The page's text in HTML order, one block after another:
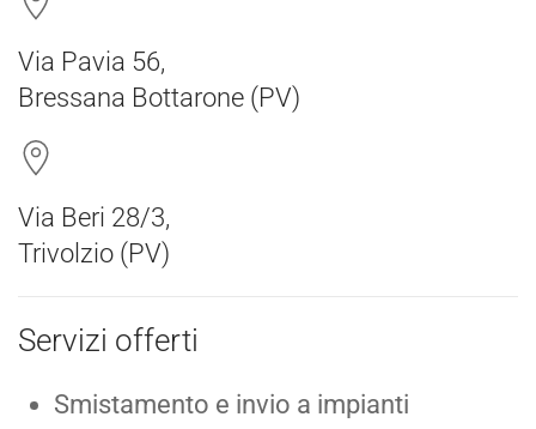
Via Pavia 56,
Bressana Bottarone (PV)
Via Beri 28/3,
Trivolzio (PV)
Servizi offerti
Smistamento e invio a impianti